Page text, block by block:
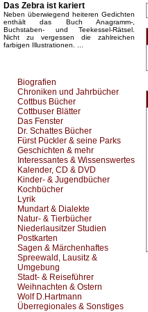
Das Zebra ist kariert
Neben überwiegend heiteren Gedichten
enthält das Buch Anagramm-,
Buchstaben- und Teekessel-Rätsel.
Nicht zu vergessen die zahlreichen
farbigen Illustrationen. ...
Biografien
Chroniken und Jahrbücher
Cottbus Bücher
Cottbuser Blätter
Das Fenster
Dr. Schattes Bücher
Fürst Pückler & seine Parks
Geschichten & mehr
Interessantes & Wissenswertes
Kalender, CD & DVD
Kinder- & Jugendbücher
Kochbücher
Lyrik
Mundart & Dialekte
Natur- & Tierbücher
Niederlausitzer Studien
Postkarten
Sagen & Märchenhaftes
Spreewald, Lausitz &
Umgebung
Stadt- & Reiseführer
Weihnachten & Ostern
Wolf D.Hartmann
Überregionales & Sonstiges